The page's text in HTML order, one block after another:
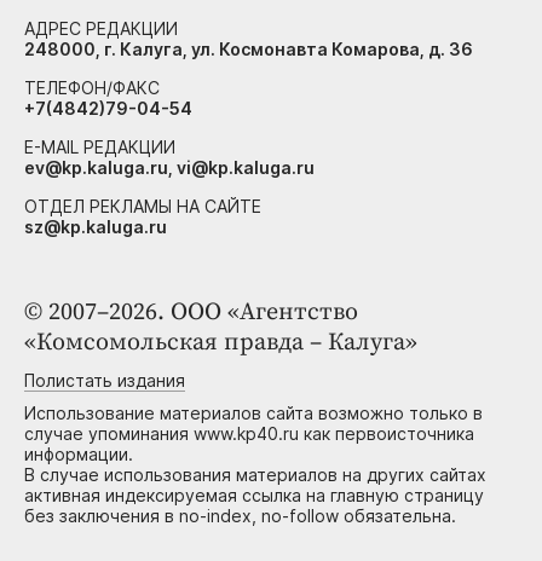
© 2007–2026. ООО «Агентство
«Комсомольская правда – Калуга»
Полистать издания
Использование материалов сайта возможно только в
случае упоминания www.kp40.ru как первоисточника
информации.
В случае использования материалов на других сайтах
активная индексируемая ссылка на главную страницу
без заключения в no-index, no-follow обязательна.
АДРЕС РЕДАКЦИИ
248000, г. Калуга, ул. Космонавта Комарова, д. 36
ТЕЛЕФОН/ФАКС
+7(4842)79-04-54
E-MAIL РЕДАКЦИИ
ev@kp.kaluga.ru, vi@kp.kaluga.ru
ОТДЕЛ РЕКЛАМЫ НА САЙТЕ
sz@kp.kaluga.ru